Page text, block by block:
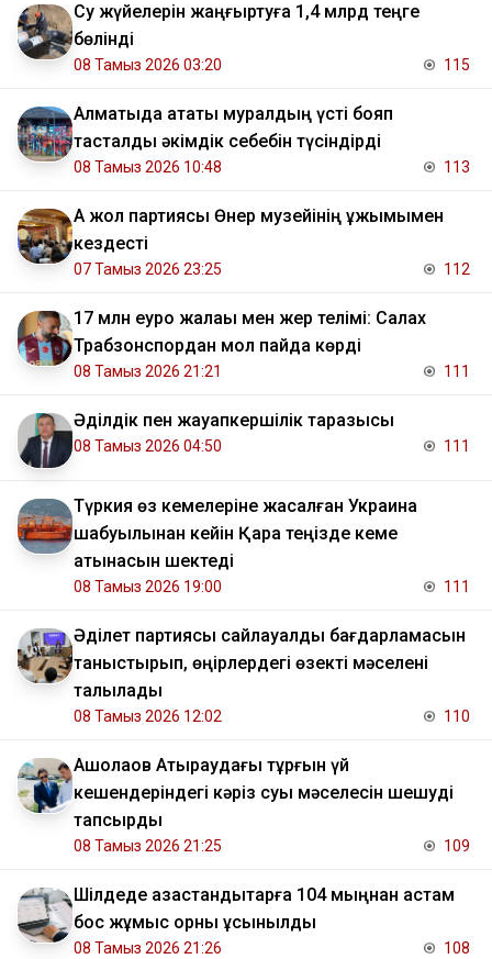
Су жүйелерін жаңғыртуға 1,4 млрд теңге
бөлінді
08 Тамыз 2026 03:20 115
Алматыда атақты муралдың үсті бояп
тасталды әкімдік себебін түсіндірді
08 Тамыз 2026 10:48 113
Ақ жол партиясы Өнер музейінің ұжымымен
кездесті
07 Тамыз 2026 23:25 112
17 млн еуро жалақы мен жер телімі: Салах
Трабзонспордан мол пайда көрді
08 Тамыз 2026 21:21 111
Әділдік пен жауапкершілік таразысы
08 Тамыз 2026 04:50 111
Түркия өз кемелеріне жасалған Украина
шабуылынан кейін Қара теңізде кеме
қатынасын шектеді
08 Тамыз 2026 19:00 111
Әділет партиясы сайлауалды бағдарламасын
таныстырып, өңірлердегі өзекті мәселені
талқылады
08 Тамыз 2026 12:02 110
​Ақшолақов Атыраудағы тұрғын үй
кешендеріндегі кәріз суы мәселесін шешуді
тапсырды
08 Тамыз 2026 21:25 109
​Шілдеде қазақстандықтарға 104 мыңнан астам
бос жұмыс орны ұсынылды
08 Тамыз 2026 21:26 108